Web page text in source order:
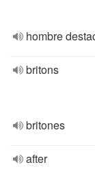
hombre
britons
britones
after